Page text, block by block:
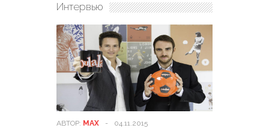
Интервью
АВТОР: MAX - 04.11.2015